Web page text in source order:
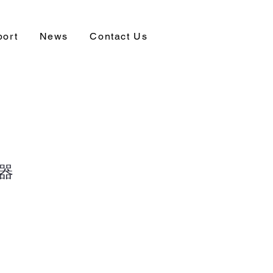
News Contact Us